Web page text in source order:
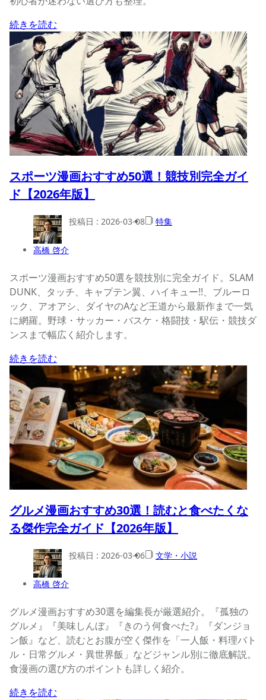
続きを読む
スポーツ漫画おすすめ50選！競技別完全ガイ
ド【2026年版】
高橋 啓介
投稿日 : 2026-03-08 特集
スポーツ漫画おすすめ50選を競技別に完全ガイド。SLAM
DUNK、タッチ、キャプテン翼、ハイキュー!!、ブルーロ
ック、アオアシ、ダイヤのAなど王道から最新作まで一気
に網羅。野球・サッカー・バスケ・格闘技・駅伝・競技ダ
ンスまで幅広く紹介します。
続きを読む
グルメ漫画おすすめ30選！読むと食べたくな
る傑作完全ガイド【2026年版】
高橋 啓介
投稿日 : 2026-03-06 文学・小説
グルメ漫画おすすめ30選を編集長が厳選紹介。『孤独の
グルメ』『美味しんぼ』『きのう何食べた?』『ダンジョ
ン飯』など、読むとお腹が空く傑作を「一人飯・料理バト
ル・日常グルメ・異世界飯」などジャンル別に徹底解説。
食漫画の選び方のポイントも詳しく紹介。
続きを読む